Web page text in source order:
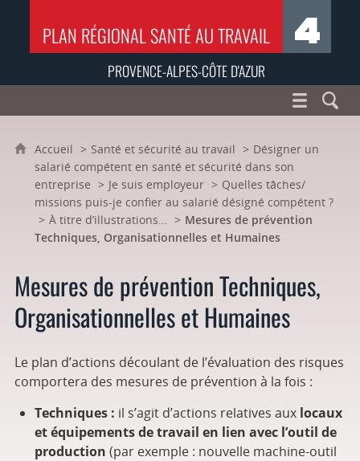
PLAN RÉGIONAL SANTÉ AU TRAVAIL
PROVENCE-ALPES-CÔTE D'AZUR
Accueil Santé et sécurité au travail
Désigner un
salarié compétent en santé et sécurité dans son
entreprise
Je suis employeur
Quelles tâches/
missions puis-je confier au salarié désigné compétent ?
À titre d’illustrations…
Mesures de prévention
Techniques, Organisationnelles et Humaines
Mesures de prévention Techniques,
Organisationnelles et Humaines
Le plan d’actions découlant de l’évaluation des risques
comportera des mesures de prévention à la fois :
Techniques : il s’agit d’actions relatives aux locaux
et équipements de travail en lien avec l’outil de
production (par exemple : nouvelle machine-outil